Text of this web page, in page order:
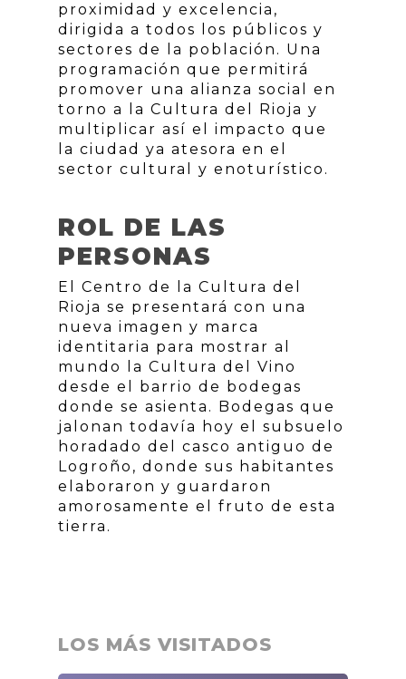
proximidad y excelencia,
dirigida a todos los públicos y
sectores de la población. Una
programación que permitirá
promover una alianza social en
torno a la Cultura del Rioja y
multiplicar así el impacto que
la ciudad ya atesora en el
sector cultural y enoturístico.
ROL DE LAS
PERSONAS
El Centro de la Cultura del
Rioja se presentará con una
nueva imagen y marca
identitaria para mostrar al
mundo la Cultura del Vino
desde el barrio de bodegas
donde se asienta. Bodegas que
jalonan todavía hoy el subsuelo
horadado del casco antiguo de
Logroño, donde sus habitantes
elaboraron y guardaron
amorosamente el fruto de esta
tierra.
LOS MÁS VISITADOS